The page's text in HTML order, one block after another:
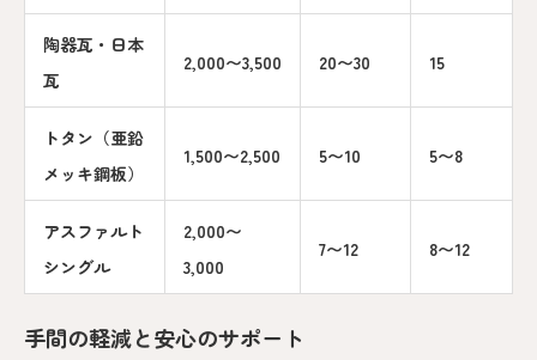
陶器瓦・日本
瓦
2,000〜3,500 20〜30 15
トタン（亜鉛
メッキ鋼板）
1,500〜2,500 5〜10 5〜8
アスファルト
シングル
2,000〜
3,000
7〜12 8〜12
手間の軽減と安心のサポート